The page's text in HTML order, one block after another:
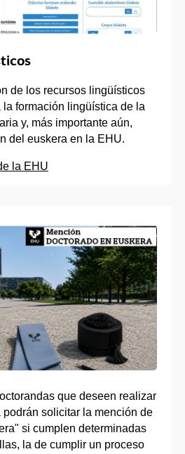
de los recursos lingüísticos
formación lingüística de la
y, más importante aún,
del euskera en la EHU.
la EHU
que deseen realizar
solicitar la mención de
si cumplen determinadas
la de cumplir un proceso